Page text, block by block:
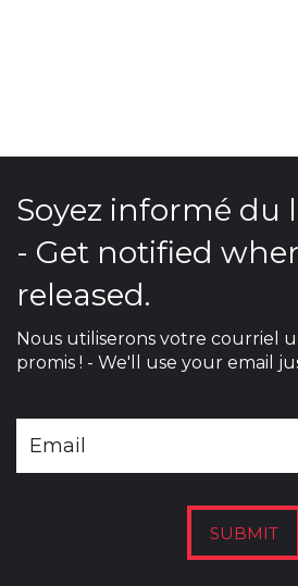
Soyez informé du
- Get notified
released.
Nous utiliserons votre courriel
promis ! - We'll use your email
SUBMIT